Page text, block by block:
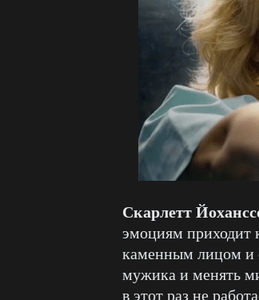
Скарлетт
эмоциям приходит
каменным лицом и
мужика и менять
в этот раз не